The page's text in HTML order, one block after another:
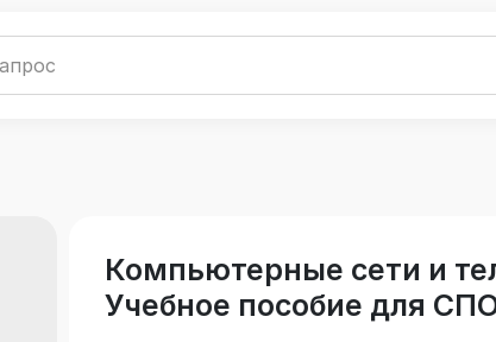
Компьютерные сети и
Учебное пособие для